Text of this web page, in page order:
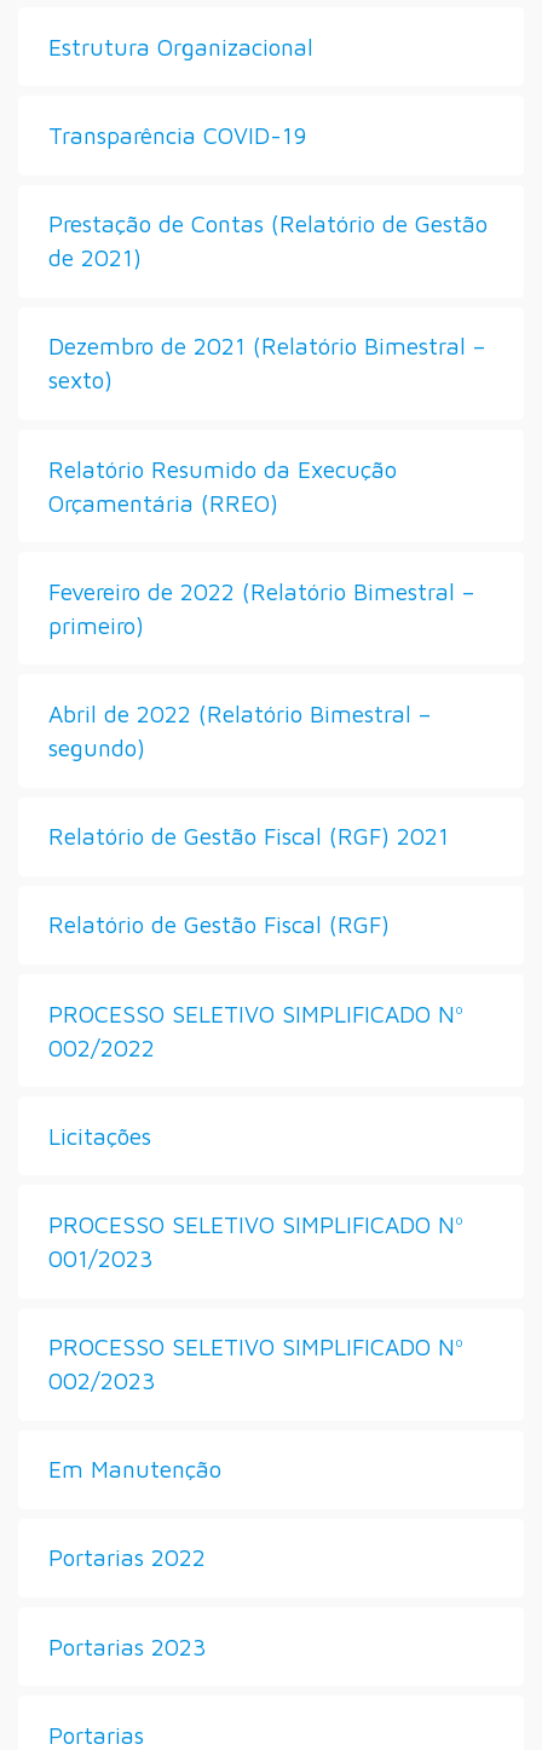
Estrutura Organizacional
Transparência COVID-19
Prestação de Contas (Relatório de Gestão
de 2021)
Dezembro de 2021 (Relatório Bimestral –
sexto)
Relatório Resumido da Execução
Orçamentária (RREO)
Fevereiro de 2022 (Relatório Bimestral –
primeiro)
Abril de 2022 (Relatório Bimestral –
segundo)
Relatório de Gestão Fiscal (RGF) 2021
Relatório de Gestão Fiscal (RGF)
PROCESSO SELETIVO SIMPLIFICADO Nº
002/2022
Licitações
PROCESSO SELETIVO SIMPLIFICADO Nº
001/2023
PROCESSO SELETIVO SIMPLIFICADO Nº
002/2023
Em Manutenção
Portarias 2022
Portarias 2023
Portarias